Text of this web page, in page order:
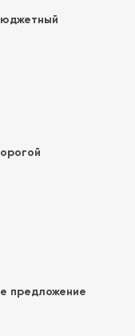
предложение